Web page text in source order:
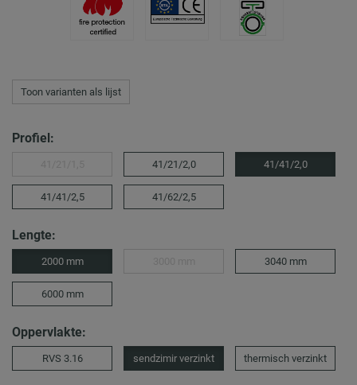
Toon varianten als lijst
Profiel:
41/21/2,0 41/41/2,0
41/41/2,5 41/62/2,5
Lengte:
2000 mm 3040 mm
6000 mm
Oppervlakte:
RVS 3.16 sendzimir verzinkt thermisch verzinkt